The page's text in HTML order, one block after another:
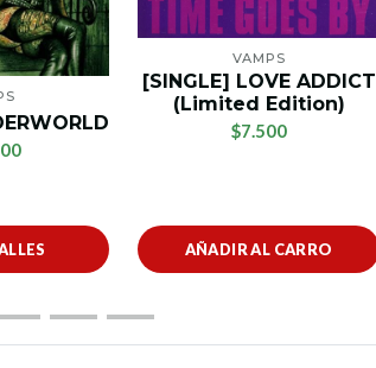
VAMPS
[SINGLE] LOVE ADDICT
(Limited Edition)
$7.500
AÑADIR AL CARRO